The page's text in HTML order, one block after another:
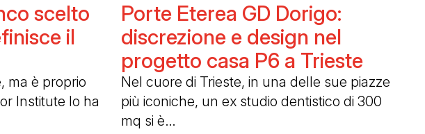
scelto
il
ma è proprio
Institute lo ha
Porte Eterea GD Dorigo:
discrezione e design nel
progetto casa P6 a Trieste
Nel cuore di Trieste, in una delle sue piazze
più iconiche, un ex studio dentistico di 300
mq si è…